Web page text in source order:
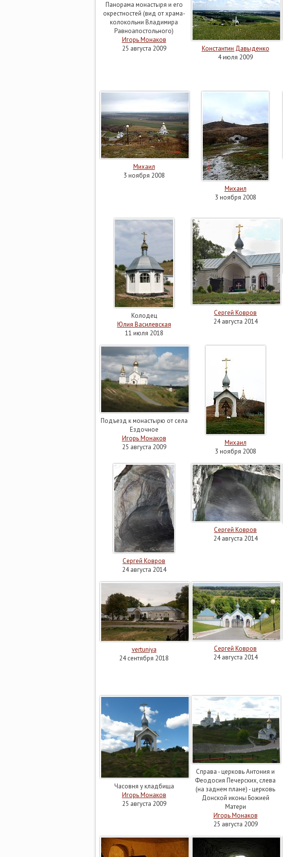
Панорама монастыря и его
окрестностей (вид от храма-
колокольни Владимира
Равноапостольного)
Игорь Монаков
25 августа 2009
Константин Давыденко
4 июля 2009
Михаил
3 ноября 2008
Михаил
3 ноября 2008
Колодец
Юлия Василевская
11 июля 2018
Сергей Ковров
24 августа 2014
Подъезд к монастырю от села
Ездочное
Игорь Монаков
25 августа 2009
Михаил
3 ноября 2008
Сергей Ковров
24 августа 2014
Сергей Ковров
24 августа 2014
vertuniya
24 сентября 2018
Сергей Ковров
24 августа 2014
Часовня у кладбища
Игорь Монаков
25 августа 2009
Справа - церковь Антония и
Феодосия Печерских, слева
(на заднем плане) - церковь
Донской иконы Божией
Матери
Игорь Монаков
25 августа 2009